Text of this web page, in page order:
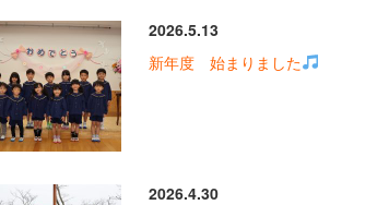
2026.5.13
新年度 始まりました
2026.4.30